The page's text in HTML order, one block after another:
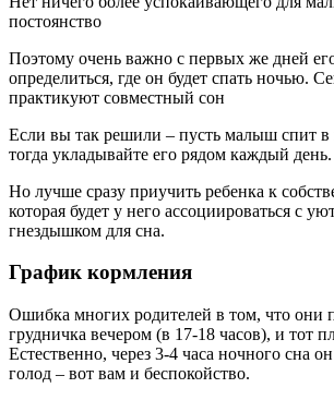
постоянство
Поэтому очень важно с первых же дней
определиться, где он будет спать ночью.
практикуют совместный сон
Если вы так решили – пусть малыш спит в
тогда укладывайте его рядом каждый день.
Но лучше сразу приучить ребенка к
которая будет у него ассоциироваться с
гнездышком для сна.
График кормления
Ошибка многих родителей в том, что они
грудничка вечером (в 17-18 часов), и тот
Естественно, через 3-4 часа ночного сна
голод – вот вам и беспокойство.